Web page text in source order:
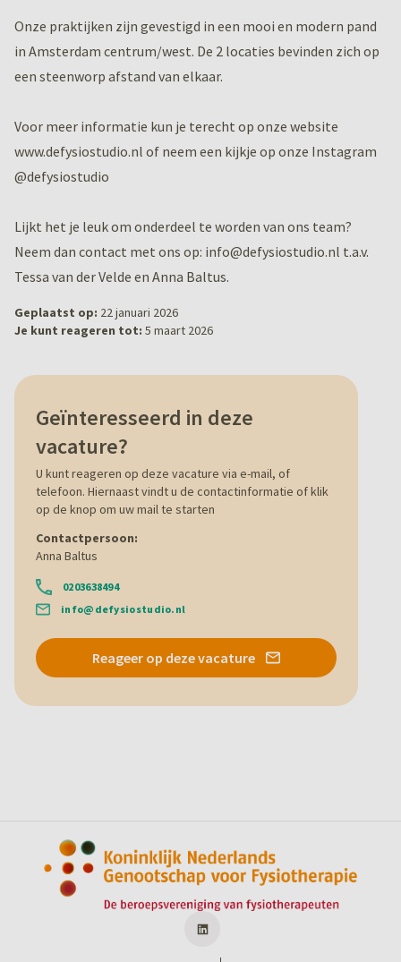
Onze praktijken zijn gevestigd in een mooi en modern pand
in Amsterdam centrum/west. De 2 locaties bevinden zich op
een steenworp afstand van elkaar.
Voor meer informatie kun je terecht op onze website
www.defysiostudio.nl of neem een kijkje op onze Instagram
@defysiostudio
Lijkt het je leuk om onderdeel te worden van ons team?
Neem dan contact met ons op: info@defysiostudio.nl t.a.v.
Tessa van der Velde en Anna Baltus.
Geplaatst op: 22 januari 2026
Je kunt reageren tot: 5 maart 2026
Geïnteresseerd in deze
vacature?
U kunt reageren op deze vacature via e-mail, of
telefoon. Hiernaast vindt u de contactinformatie of klik
op de knop om uw mail te starten
Contactpersoon:
Anna Baltus
0203638494
info@defysiostudio.nl
Reageer op deze vacature